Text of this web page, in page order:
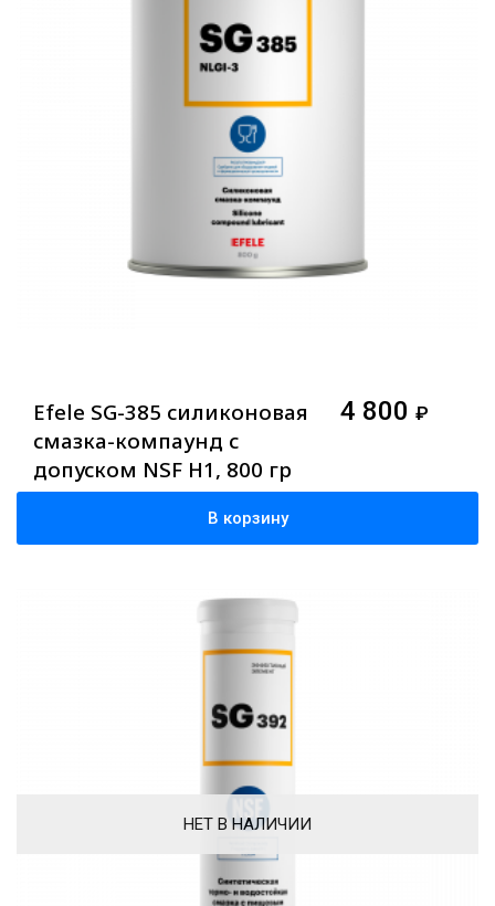
Efele SG-385 силиконовая
смазка-компаунд с
допуском NSF H1, 800 гр
4 800 ₽
В корзину
НЕТ В НАЛИЧИИ